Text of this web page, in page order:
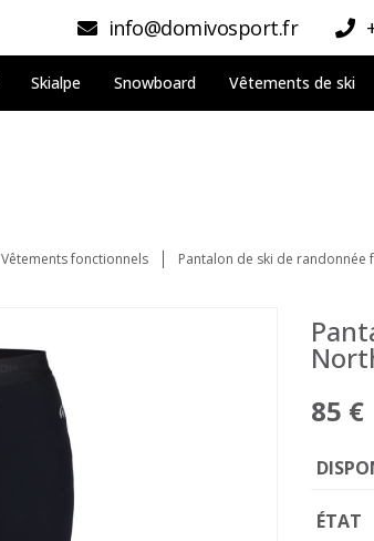
info@domivosport.fr
Skialpe Snowboard Vêtements de ski
Vêtements fonctionnels Pantalon de ski de
85 €
ÉTAT